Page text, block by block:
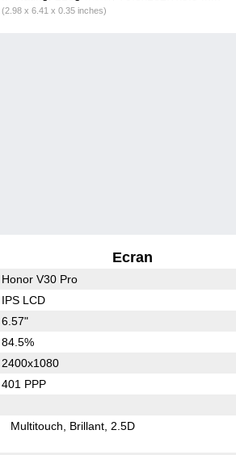
(2.98 x 6.41 x 0.35 inches)
Ecran
Honor V30 Pro
IPS LCD
6.57"
84.5%
2400x1080
401 PPP
Multitouch Brillant 2.5D